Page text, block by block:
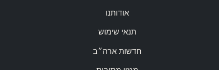
אודותנו
תנאי שימוש
חדשות ארה״ב